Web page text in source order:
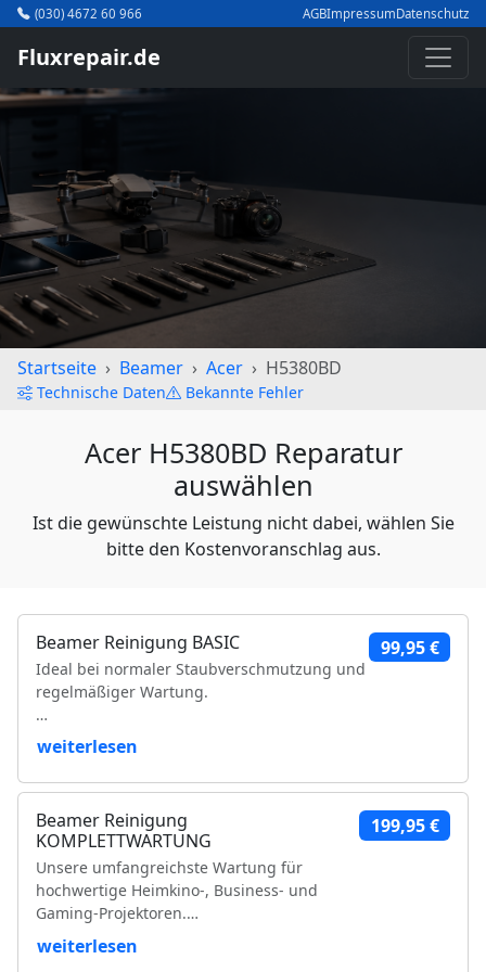
(030) 4672 60 966 AGBImpressumDatenschutz
Fluxrepair.de
Startseite Beamer Acer H5380BD
Technische Daten Bekannte Fehler
Acer H5380BD Reparatur
auswählen
Ist die gewünschte Leistung nicht dabei, wählen Sie
bitte den Kostenvoranschlag aus.
Beamer Reinigung BASIC
Ideal bei normaler Staubverschmutzung und
regelmäßiger Wartung.
Leistungsumfang:
Reinigung der Luftfilter und Gehäuseteile
Reinigung der Kühlkörper
Objektivreinigung
Entfernung loser Staubablagerungen im
Geräteinneren
Prüfung der Bildqualität
Funktionsprüfung
weiterlesen
99,95 €
Beamer Reinigung
KOMPLETTWARTUNG
Unsere umfangreichste Wartung für
hochwertige Heimkino-, Business- und
Gaming-Projektoren.
Leistungsumfang:
weiterlesen
199,95 €